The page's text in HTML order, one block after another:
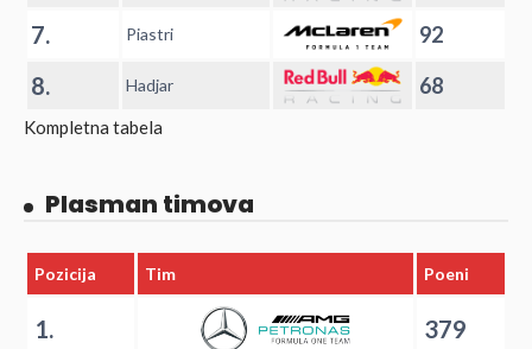
7. Piastri 92
8. Hadjar 68
Kompletna tabela
Plasman timova
Pozicija Tim Poeni
1. 379